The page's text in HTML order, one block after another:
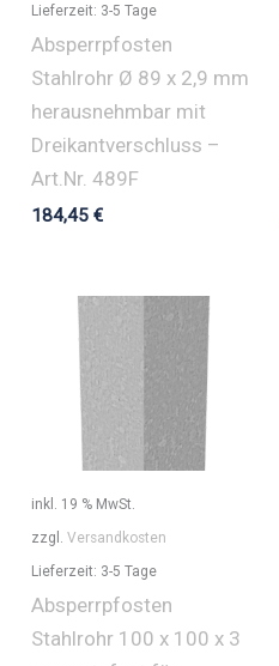
Lieferzeit: 3-5 Tage
Absperrpfosten
Stahlrohr Ø 89 x 2,9 mm
herausnehmbar mit
Dreikantverschluss –
Art.Nr. 489F
184,45€
inkl. 19 % MwSt.
zzgl.Versandkosten
Lieferzeit: 3-5 Tage
Absperrpfosten
Stahlrohr 100 x 100 x 3